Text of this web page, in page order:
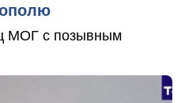
МОГ с позывным